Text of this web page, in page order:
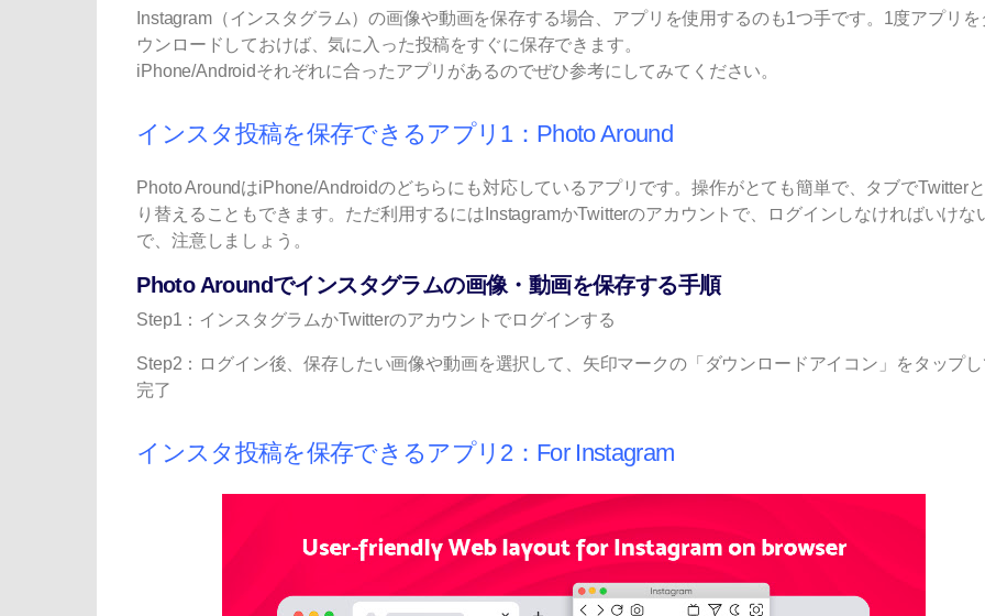
Instagram（インスタグラム）の画像や動画を保存する場合、アプリを使用するのも1つ手です。1度アプリを
ウンロードしておけば、気に入った投稿をすぐに保存できます。
iPhone/Androidそれぞれに合ったアプリがあるのでぜひ参考にしてみてください。
インスタ投稿を保存できる アプリ1：Photo Around
Photo AroundはiPhone/Androidのどちらにも対応しているアプリです。操作がとても簡単で、タブでTwitter
り替えることもできます。ただ利用するにはInstagramかTwitterのアカウントで、ログインしなければいけな
で、注意しましょう。
Photo Aroundでインスタグラムの画像・動画を保存する手順
Step1：インスタグラムかTwitterのアカウントでログインする
Step2：ログイン後、保存したい画像や動画を選択して、矢印マークの「ダウンロードアイコン」をタップし
完了
インスタ投稿を保存できるアプリ2：For Instagram